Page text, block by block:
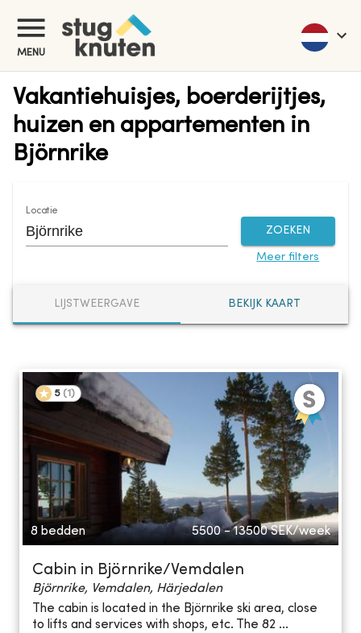
MENU
Vakantiehuisjes, boerderijtjes,
huizen en appartementen in
Björnrike
Locatie
ZOEKEN
Meer filters
LIJSTWEERGAVE BEKIJK KAART
5 (1 )
8 bedden 5500 - 13500 SEK/week
Cabin in Björnrike/Vemdalen
Björnrike, Vemdalen, Härjedalen
The cabin is located in the Björnrike ski area, close
to lifts and services with shops, etc. The 82 ...